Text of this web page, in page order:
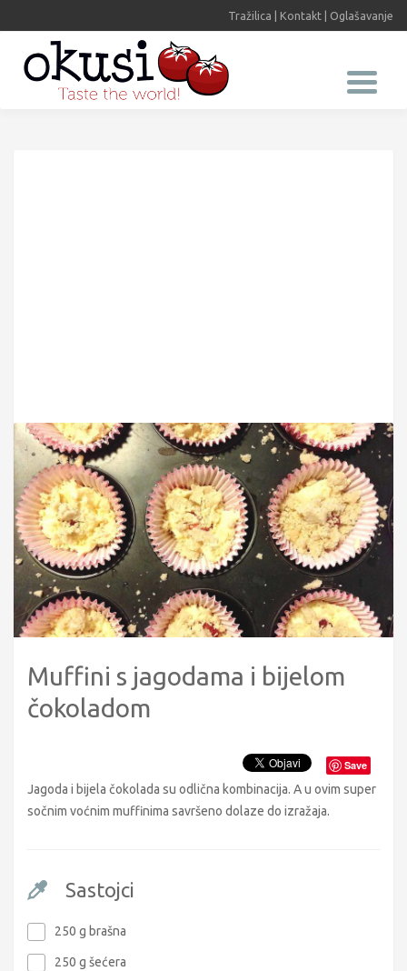
Tražilica Kontakt Oglašavanje
Muffini s jagodama i bijelom
čokoladom
Save
Jagoda i bijela čokolada su odlična kombinacija. A u ovim super
sočnim voćnim muffinima savršeno dolaze do izražaja.
Sastojci
250 g brašna
250 g šećera